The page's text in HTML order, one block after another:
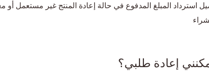
إعادة طلبي؟